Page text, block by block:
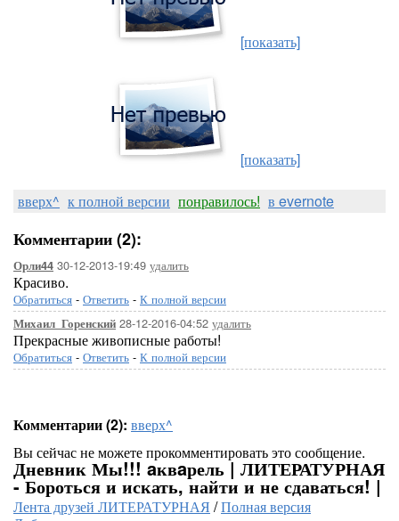
[показать]
[показать]
вверх^ к полной версии понравилось! в evernote
Комментарии (2):
Орли44 30-12-2013-19:49 удалить
Красиво.
Обратиться - Ответить - К полной версии
Михаил_Горенский 28-12-2016-04:52 удалить
Прекрасные живописные работы!
Обратиться - Ответить - К полной версии
Комментарии (2): вверх^
Вы сейчас не можете прокомментировать это сообщение.
Дневник Мы!!! aквaрель | ЛИТЕРАТУРНАЯ
- Бороться и искать, найти и не сдаваться! |
Лента друзей ЛИТЕРАТУРНАЯ /Полная версия